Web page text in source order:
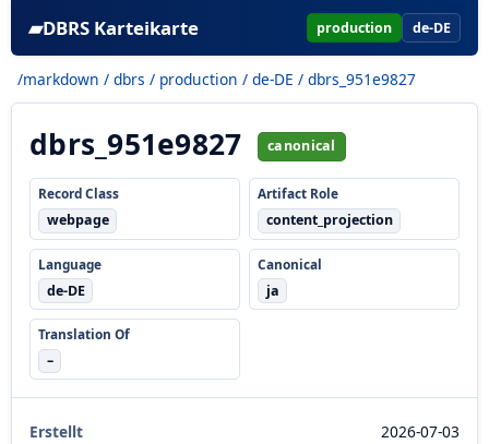
▰DBRS Karteikarte production de-DE
/markdown / dbrs / production / de-DE / dbrs_951e9827
dbrs_951e9827 canonical
Record Class
webpage
Artifact Role
content_projection
Language
de-DE
Canonical
ja
Translation Of
–
Erstellt
2026-07-03